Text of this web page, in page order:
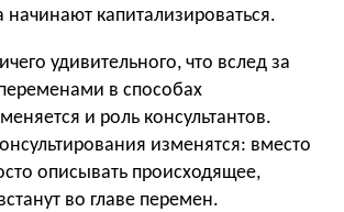
начинают капитализироваться.
удивительного, что вслед за
в способах
и роль консультантов.
изменятся: вместо
описывать происходящее,
во главе перемен.